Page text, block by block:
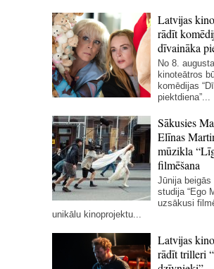
Latvijas
rādīt
dīvaināka
No 8.
kinoteātros
komēdijas
piektdiena”...
Sākusies
Elīnas
mūzikla
filmēšana
Jūnija beigās
studija “Ego
uzsākusi
unikālu kinoprojektu...
Latvijas
rādīt trilleri